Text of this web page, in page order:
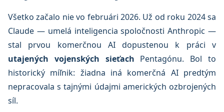
Všetko začalo nie vo februári 2026. Už od roku 2024 sa
Claude — umelá inteligencia spoločnosti Anthropic —
stal prvou komerčnou AI dopustenou k práci v
utajených vojenských sieťach Pentagónu. Bol to
historický míľnik: žiadna iná komerčná AI predtým
nepracovala s tajnými údajmi amerických ozbrojených
síl.